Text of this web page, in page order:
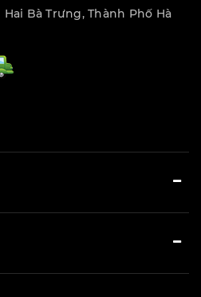
Hai Bà Trưng, Thành Phố Hà